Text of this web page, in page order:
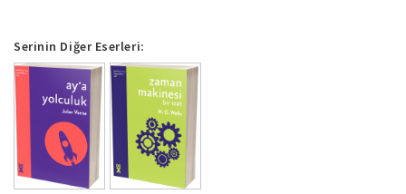
Serinin Diğer Eserleri: